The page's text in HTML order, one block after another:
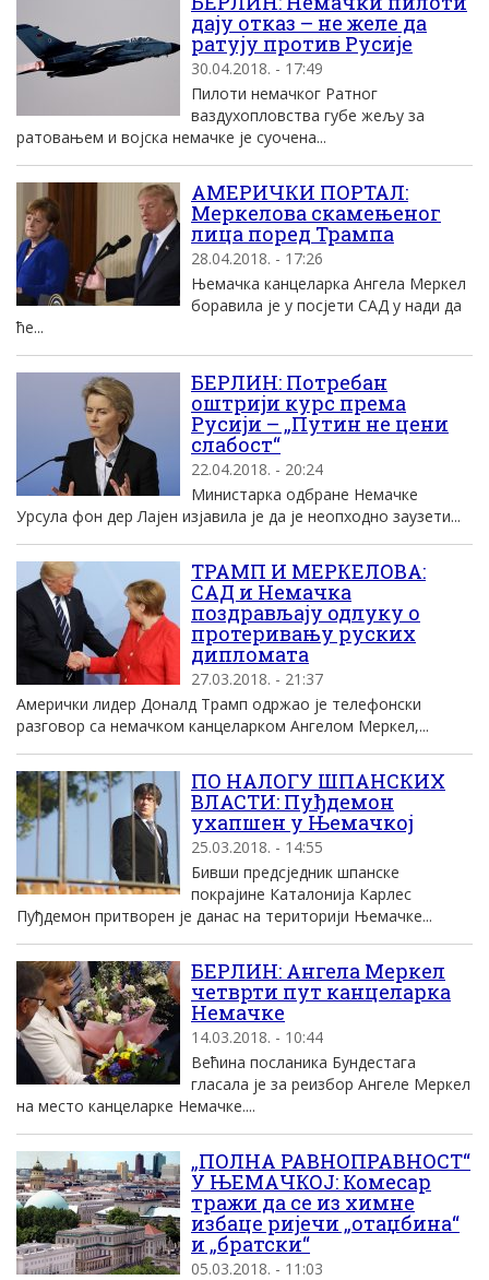
дају отказ – не желе да
ратују против Русије
30.04.2018. - 17:49
Пилоти немачког Ратног
ваздухопловства губе жељу за
ратовањем и војска немачке је суочена...
АМЕРИЧКИ ПОРТАЛ:
Меркелова скамењеног
лица поред Трампа
28.04.2018. - 17:26
Њемачка канцеларка Ангела Меркел
боравила је у посјети САД у нади да
ће...
БЕРЛИН: Потребан
оштрији курс према
Русији – „Путин не цени
слабост“
22.04.2018. - 20:24
Министарка одбране Немачке
Урсула фон дер Лaјен изјавила је да је неопходно заузети...
ТРАМП И МЕРКЕЛОВА:
САД и Немачка
поздрављају одлуку о
протеривању руских
дипломата
27.03.2018. - 21:37
Амерички лидер Доналд Трамп одржао је телефонски
разговор са немачком канцеларком Ангелом Меркел,...
ПО НАЛОГУ ШПАНСКИХ
ВЛАСТИ: Пуђдемон
ухапшен у Њемачкој
25.03.2018. - 14:55
Бивши предсједник шпанске
покрајине Каталонија Карлес
Пуђдемон притворен је данас на територији Њемачке...
БЕРЛИН: Ангела Меркел
четврти пут канцеларка
Немачке
14.03.2018. - 10:44
Већина посланика Бундестага
гласала је за реизбор Ангеле Меркел
на место канцеларке Немачке....
„ПОЛНА РАВНОПРАВНОСТ“
У ЊЕМАЧКОЈ: Комесар
тражи да се из химне
избаце ријечи „отаџбина“
и „братски“
05.03.2018. - 11:03